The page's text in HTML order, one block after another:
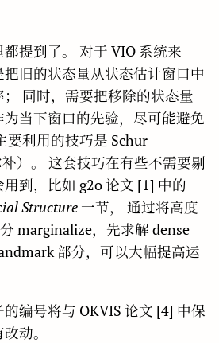
提到了。 对于 VIO 系统来
旧的状态量从状态估计窗口中
同时，需要把移除的状态量
当下窗口的先验，尽可能避免
要利用的技巧是 Schur
）。 这套技巧在有些不需要剔
到，比如 g2o 论文 [1] 中的
Structure一节， 通过将高度
marginalize，先求解 dense
部分，可以大幅提高运
编号将与 OKVIS 论文 [4] 中保
动。